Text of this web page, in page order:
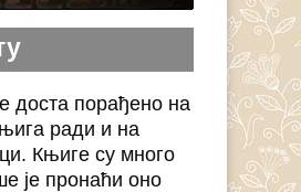
доста порађено на
ради и на
Књиге су много
је пронаћи оно